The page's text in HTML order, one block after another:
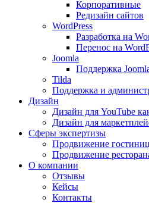
Корпоративные
Редизайн сайтов
WordPress
Разработка на
Перенос на
Joomla
Поддержка
Tilda
Поддержка и
Дизайн
Дизайн для YouTube
Дизайн для
Сферы экспертизы
Продвижение гостиниц
Продвижение
О компании
Отзывы
Кейсы
Контакты